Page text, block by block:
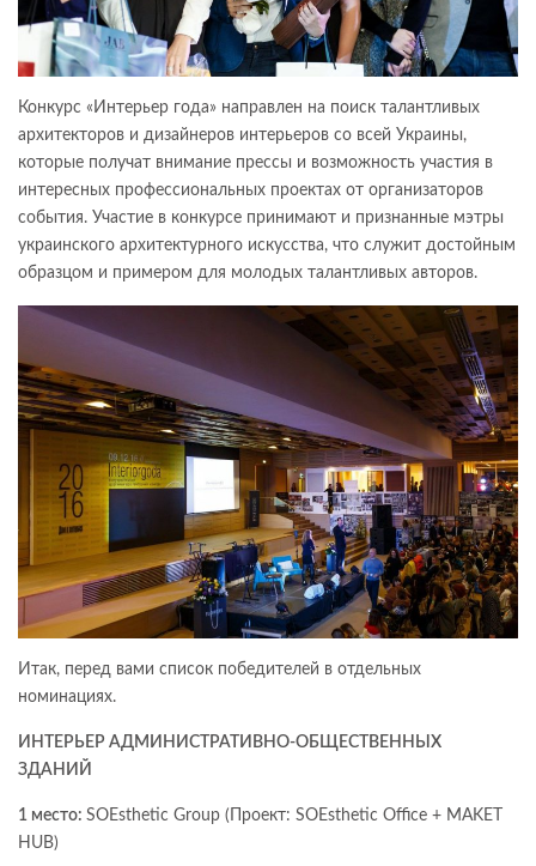
Конкурс «Интерьер года» направлен на поиск талантливых
архитекторов и дизайнеров интерьеров со всей Украины,
которые получат внимание прессы и возможность участия в
интересных профессиональных проектах от организаторов
события. Участие в конкурсе принимают и признанные мэтры
украинского архитектурного искусства, что служит достойным
образцом и примером для молодых талантливых авторов.
Итак, перед вами список победителей в отдельных
номинациях.
ИНТЕРЬЕР АДМИНИСТРАТИВНО-ОБЩЕСТВЕННЫХ
ЗДАНИЙ
1 место: SOEsthetic Group (Проект: SOEsthetic Office + MAKET
HUB)